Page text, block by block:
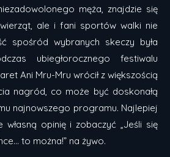
męża, znajdzie się
ale i fani sportów walki nie
spośród wybranych skeczy była
ubiegłorocznego festiwalu
Ani Mru-Mru wrócił z większością
nagród, co może być doskonałą
najnowszego programu. Najlepiej
opinię i zobaczyć „Jeśli się
to można!” na żywo.